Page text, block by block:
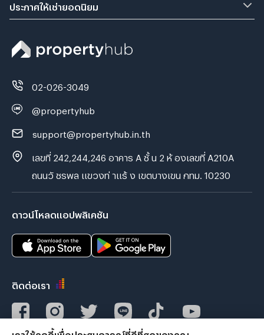
ประกาศให้เช่ายอดนิยม
02-026-3049
@propertyhub
support@propertyhub.in.th
เลขที่ 242,244,246 อาคาร A ชั้ น 2 ห้ องเลขที่ A210A
ถนนวั ชรพล แขวงท่ าแร้ ง เขตบางเขน กทม. 10230
ดาวน์โหลดแอปพลิเคชัน
ติดต่อเรา